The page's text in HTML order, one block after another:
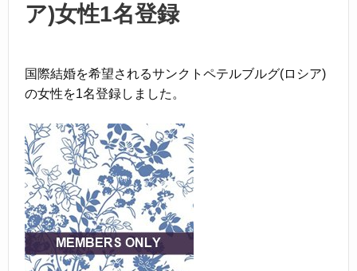
ア)女性1名登録
国際結婚を希望されるサンクトペテルブルグ(ロシア)
の女性を1名登録しました。